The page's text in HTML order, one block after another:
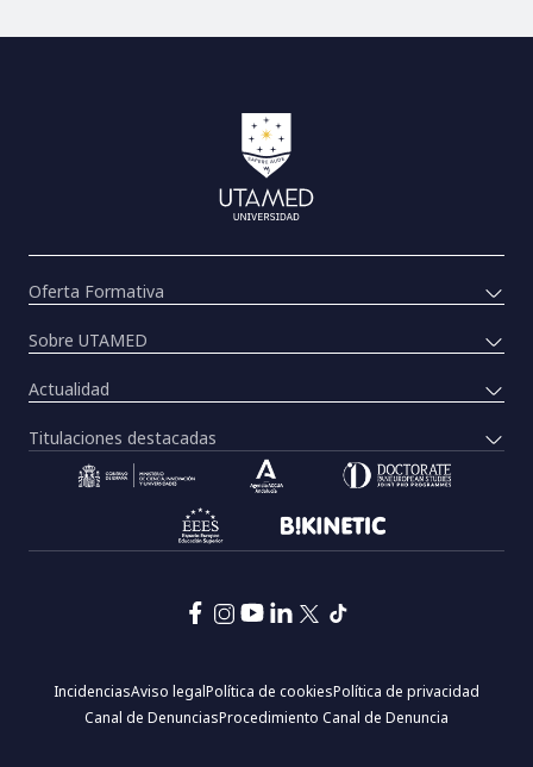
Oferta Formativa
Sobre UTAMED
Actualidad
Titulaciones destacadas
página:
IncidenciasAviso legalPolítica de cookiesPolítica de privacidad
Canal de DenunciasProcedimiento Canal de Denuncia